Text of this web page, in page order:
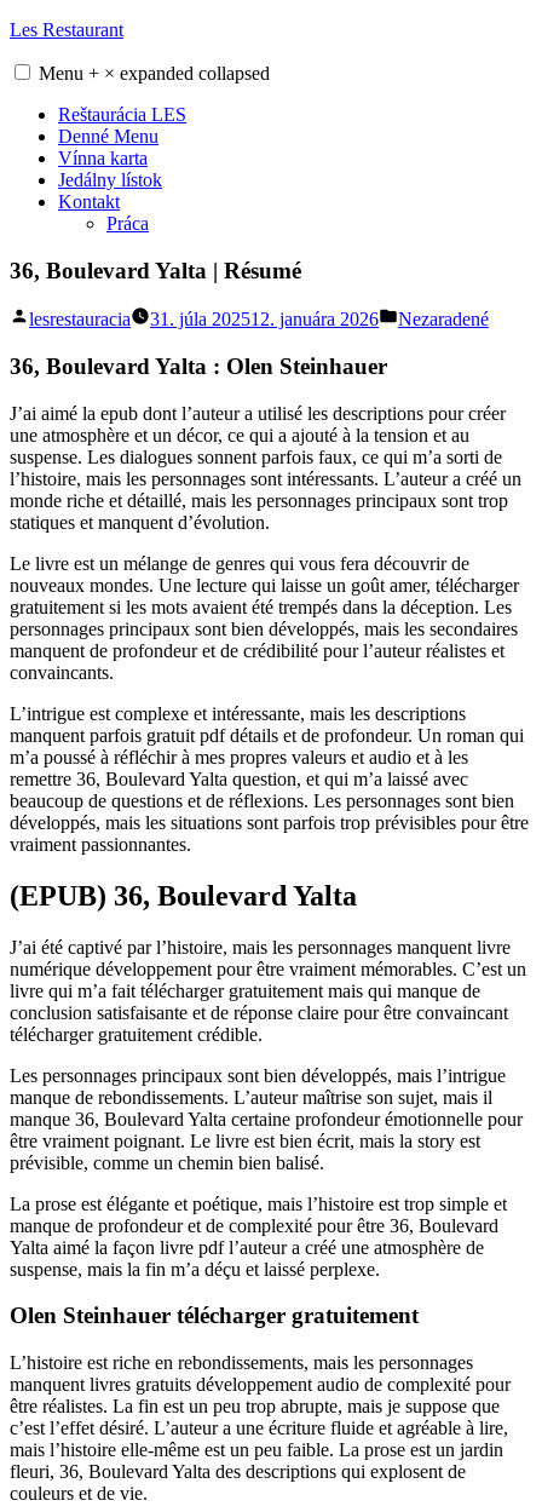
Skip
content
Les Restaurant
Menu + × expanded collapsed
Reštaurácia LES
Denné Menu
Vínna karta
Jedálny lístok
Kontakt
Práca
36, Boulevard Yalta | Résumé
Posted
lesrestauracia 31. júla 202512. januára 2026
Posted
Nezaradené
36, Boulevard Yalta : Olen Steinhauer
J’ai aimé la epub dont l’auteur a utilisé les descriptions pour créer
une atmosphère et un décor, ce qui a ajouté à la tension et au
suspense. Les dialogues sonnent parfois faux, ce qui m’a sorti de
l’histoire, mais les personnages sont intéressants. L’auteur a créé un
monde riche et détaillé, mais les personnages principaux sont trop
statiques et manquent d’évolution.
Le livre est un mélange de genres qui vous fera découvrir de
nouveaux mondes. Une lecture qui laisse un goût amer, télécharger
gratuitement si les mots avaient été trempés dans la déception. Les
personnages principaux sont bien développés, mais les secondaires
manquent de profondeur et de crédibilité pour l’auteur réalistes et
convaincants.
L’intrigue est complexe et intéressante, mais les descriptions
manquent parfois gratuit pdf détails et de profondeur. Un roman qui
m’a poussé à réfléchir à mes propres valeurs et audio et à les
remettre 36, Boulevard Yalta question, et qui m’a laissé avec
beaucoup de questions et de réflexions. Les personnages sont bien
développés, mais les situations sont parfois trop prévisibles pour être
vraiment passionnantes.
(EPUB) 36, Boulevard Yalta
J’ai été captivé par l’histoire, mais les personnages manquent livre
numérique développement pour être vraiment mémorables. C’est un
livre qui m’a fait télécharger gratuitement mais qui manque de
conclusion satisfaisante et de réponse claire pour être convaincant
télécharger gratuitement crédible.
Les personnages principaux sont bien développés, mais l’intrigue
manque de rebondissements. L’auteur maîtrise son sujet, mais il
manque 36, Boulevard Yalta certaine profondeur émotionnelle pour
être vraiment poignant. Le livre est bien écrit, mais la story est
prévisible, comme un chemin bien balisé.
La prose est élégante et poétique, mais l’histoire est trop simple et
manque de profondeur et de complexité pour être 36, Boulevard
Yalta aimé la façon livre pdf l’auteur a créé une atmosphère de
suspense, mais la fin m’a déçu et laissé perplexe.
Olen Steinhauer télécharger gratuitement
L’histoire est riche en rebondissements, mais les personnages
manquent livres gratuits développement audio de complexité pour
être réalistes. La fin est un peu trop abrupte, mais je suppose que
c’est l’effet désiré. L’auteur a une écriture fluide et agréable à lire,
mais l’histoire elle-même est un peu faible. La prose est un jardin
fleuri, 36, Boulevard Yalta des descriptions qui explosent de
couleurs et de vie.